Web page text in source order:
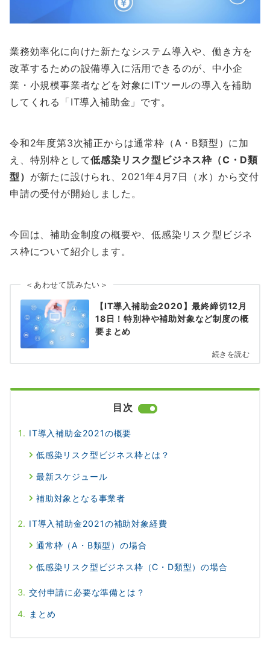
業務効率化に向けた新たなシステム導入や、働き方を
改革するための設備導入に活用できるのが、中小企
業・小規模事業者などを対象にITツールの導入を補助
してくれる「IT導入補助金」です。
令和2年度第3次補正からは通常枠（A・B類型）に加
え、特別枠として低感染リスク型ビジネス枠（C・D類
型） が新たに設けられ、2021年4月7日（水）から交付
申請の受付が開始しました。
今回は、補助金制度の概要や、低感染リスク型ビジネ
ス枠について紹介します。
＜あわせて読みたい＞
【IT導入補助金2020】最終締切12月
18日！特別枠や補助対象など制度の概
要まとめ
続きを読む
目次
IT導入補助金2021の概要
低感染リスク型ビジネス枠とは？
最新スケジュール
補助対象となる事業者
IT導入補助金2021の補助対象経費
通常枠（A・B類型）の場合
低感染リスク型ビジネス枠（C・D類型）の場合
交付申請に必要な準備とは？
まとめ